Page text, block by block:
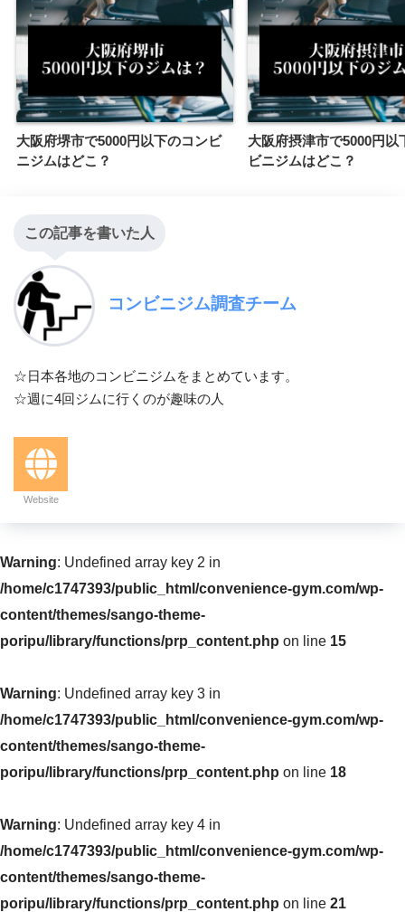
大阪府堺市で5000円以下のコンビ
ニジムはどこ？
大阪府摂津市で5000円以
ビニジムはどこ？
この記事を書いた人
コンビニジム調査チーム
☆日本各地のコンビニジムをまとめています。
☆週に4回ジムに行くのが趣味の人
Website
Warning: Undefined array key 2 in
/home/c1747393/public_html/convenience-gym.com/wp-
content/themes/sango-theme-
poripu/library/functions/prp_content.php on line 15
Warning: Undefined array key 3 in
/home/c1747393/public_html/convenience-gym.com/wp-
content/themes/sango-theme-
poripu/library/functions/prp_content.php on line 18
Warning: Undefined array key 4 in
/home/c1747393/public_html/convenience-gym.com/wp-
content/themes/sango-theme-
poripu/library/functions/prp_content.php on line 21